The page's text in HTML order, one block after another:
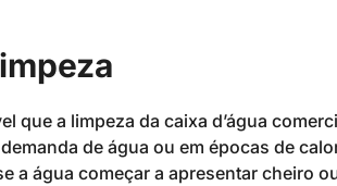
que a limpeza da caixa d’água
de água ou em épocas de
a água começar a apresentar cheiro